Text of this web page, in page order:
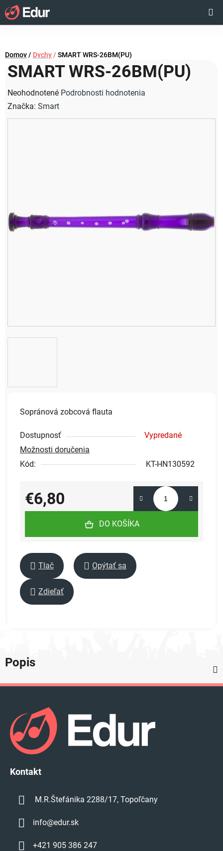
Prejsť
na
obsah
KOŠÍK
Domov/ Dychy / SMART WRS-26BM(PU)
Sopránová zobcová flauta
Dostupnosť
Vypredané
Možnosti doručenia
Kód:
KT-HN130592
€6,80
Jednotková cena:
DO KOŠÍKA
Tlač Opýtať sa
Zdieľať
SMART WRS-26BM(PU)
Priemerné
hodnotenie
produktu
Neohodnotené Podrobnosti hodnotenia
Značka: Smart
Popis
Kontakt
M.R.Štefánika 2288/17, Topoľčany
info@edur.sk
+421 905 386 247